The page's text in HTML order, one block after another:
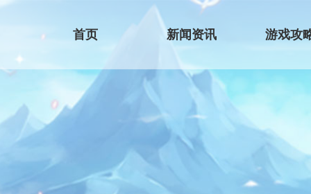
首页 新闻资讯 游戏攻